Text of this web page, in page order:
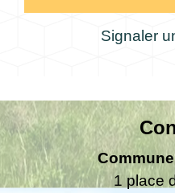
Signaler
1 place